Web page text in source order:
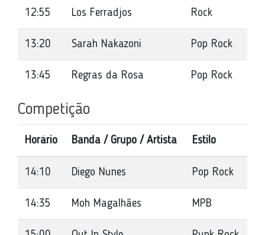
12:55 Los Ferradjos Rock
13:20 Sarah Nakazoni Pop Rock
13:45 Regras da Rosa Pop Rock
Competição
Horário Banda / Grupo / Artista Estilo
14:10 Diego Nunes Pop Rock
14:35 Moh Magalhães MPB